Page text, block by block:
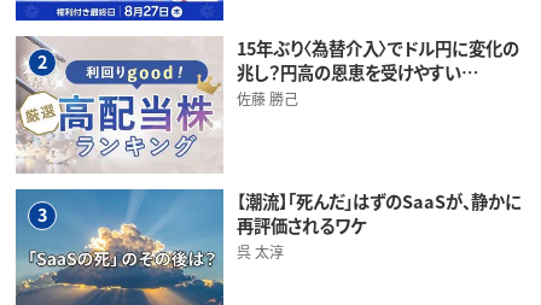
2
15年ぶり〈為替介入〉でドル円に変化の
兆し？円高の恩恵を受けやすい…
佐藤 勝己
3
【潮流】「死んだ」はずのSaaSが、静かに
再評価されるワケ
呉 太淳